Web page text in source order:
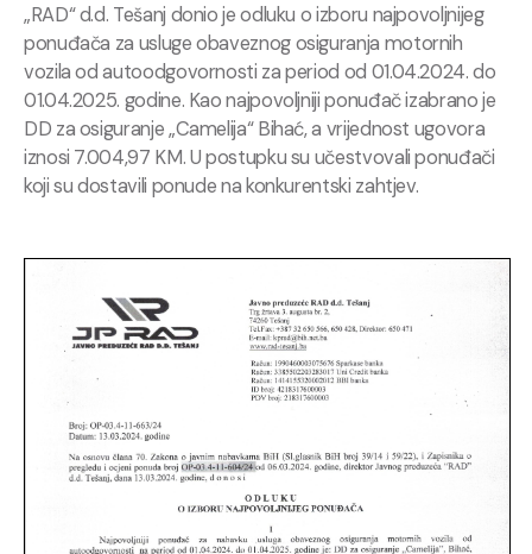
„RAD“ d.d. Tešanj donio je odluku o izboru najpovoljnijeg
ponuđača za usluge obaveznog osiguranja motornih
vozila od autoodgovornosti za period od 01.04.2024. do
01.04.2025. godine. Kao najpovoljniji ponuđač izabrano je
DD za osiguranje „Camelija“ Bihać, a vrijednost ugovora
iznosi 7.004,97 KM. U postupku su učestvovali ponuđači
koji su dostavili ponude na konkurentski zahtjev.